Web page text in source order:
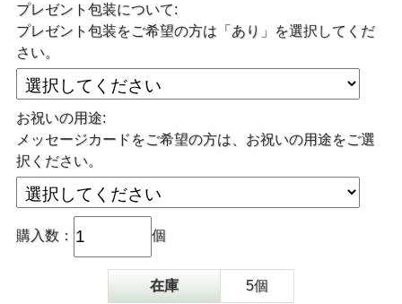
プレゼント包装について:
プレゼント包装をご希望の方は「あり」を選択してくだ
さい。
お祝いの用途:
メッセージカードをご希望の方は、お祝いの用途をご選
択ください。
購入数： 個
在庫 5個